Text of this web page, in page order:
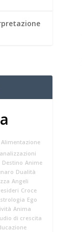
Alimentazione
Destino Anime
Dualità
Angeli
Croce
Ego
Anima
di crescita